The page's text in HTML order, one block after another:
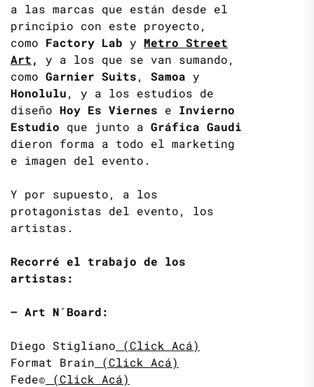
a las marcas que están desde el
principio con este proyecto,
como Factory Lab y Metro Street
Art,
y a los que se van sumando,
como Garnier Suits, Samoa y
Honolulu, y a los estudios de
diseño Hoy Es Viernes e Invierno
Estudio que junto a Gráfica Gaudi
dieron forma a todo el marketing
e imagen del evento.
Y por supuesto, a los
protagonistas del evento, los
artistas.
Recorré el trabajo de los
artistas:
– Art N´Board:
Diego Stigliano (Click Acá)
Format Brain (Click Acá)
Fede© (Click Acá)